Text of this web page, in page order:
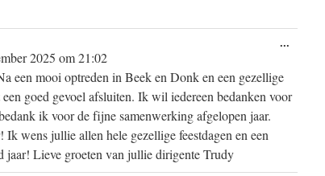
2025 om21:02
een mooi optreden in Beek en Donk en een gezellige
goed gevoel afsluiten. Ik wil iedereen bedanken voor
ik voor de fijne samenwerking afgelopen jaar.
wens jullie allen hele gezellige feestdagen en een
jaar! Lieve groeten van jullie dirigente Trudy
...